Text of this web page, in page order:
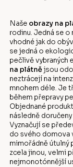
Naše obrazy na
rodinu. Jedná se
vhodné jak do
se jedná o
pečlivě vybraných
na plátně jsou
neztrácejí na
mnohem déle. Je
během přepravy
Objednané
následně
Vyznačují se
do svého domova
mimořádně útulný
zcela jinou, velmi
nejmonotónnější